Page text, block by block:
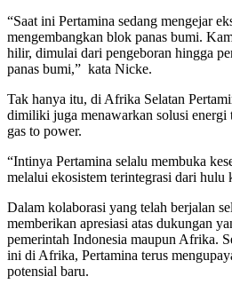
“Saat ini Pertamina sedang mengejar
mengembangkan blok panas bumi.
hilir, dimulai dari pengeboran hingga
panas bumi,” kata Nicke.
Tak hanya itu, di Afrika Selatan
dimiliki juga menawarkan solusi energi
gas to power.
“Intinya Pertamina selalu membuka
melalui ekosistem terintegrasi dari
Dalam kolaborasi yang telah berjalan
memberikan apresiasi atas dukungan
pemerintah Indonesia maupun Afrika.
ini di Afrika, Pertamina terus
potensial baru.